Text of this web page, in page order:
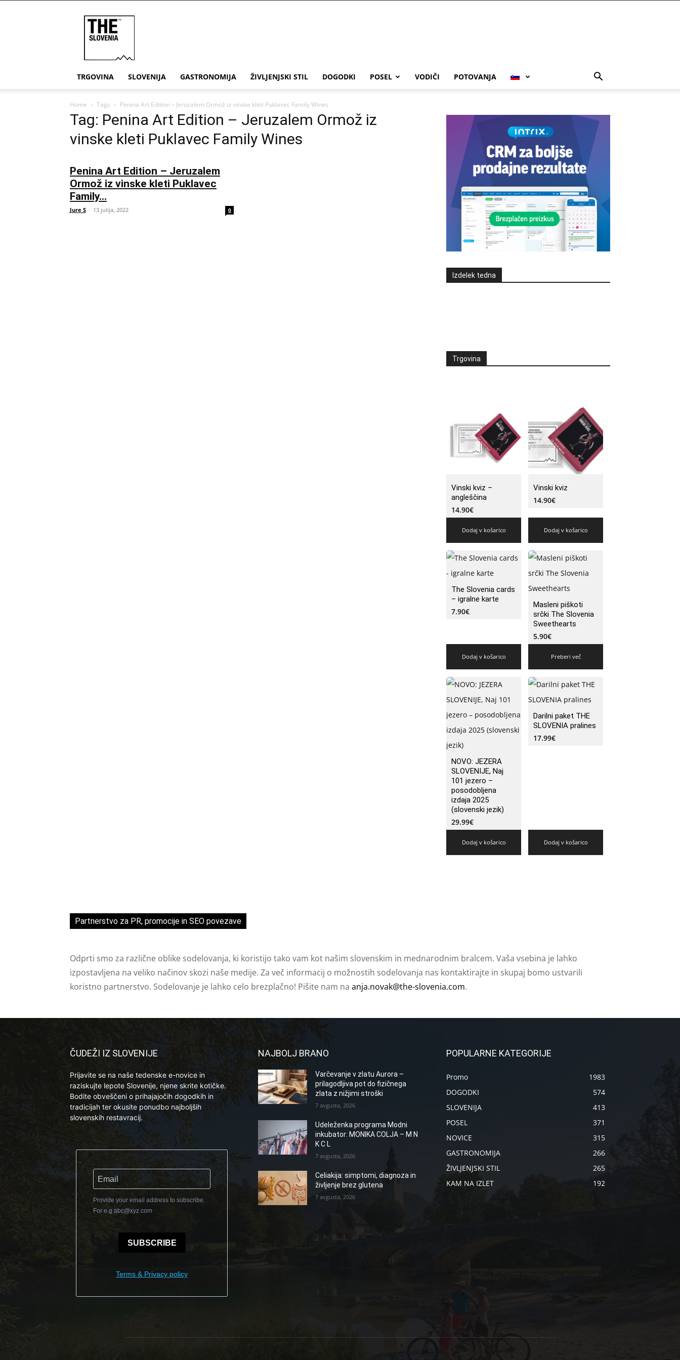
TRGOVINA SLOVENIJA GASTRONOMIJA ŽIVLJENJSKI STIL DOGODKI POSEL VODIČI POTOVANJA
Home Tags Penina Art Edition – Jeruzalem Ormož iz vinske kleti Puklavec Family Wines
Tag: Penina Art Edition – Jeruzalem Ormož iz
vinske kleti Puklavec Family Wines
Penina Art Edition – Jeruzalem
Ormož iz vinske kleti Puklavec
Family...
Jure S - 13 julija, 2022 0
Izdelek tedna
Trgovina
Vinski kviz –
angleščina
14.90€
Dodaj v košarico
Vinski kviz
14.90€
Dodaj v košarico
The Slovenia cards
– igralne karte
7.90€
Dodaj v košarico
Masleni piškoti
srčki The Slovenia
Sweethearts
5.90€
Preberi več
NOVO: JEZERA
SLOVENIJE, Naj
101 jezero –
posodobljena
izdaja 2025
(slovenski jezik)
29.99€
Dodaj v košarico
Darilni paket THE
SLOVENIA pralines
17.99€
Dodaj v košarico
Partnerstvo za PR, promocije in SEO povezave
Odprti smo za različne oblike sodelovanja, ki koristijo tako vam kot našim slovenskim in mednarodnim bralcem. Vaša vsebina je lahko
izpostavljena na veliko načinov skozi naše medije. Za več informacij o možnostih sodelovanja nas kontaktirajte in skupaj bomo ustvarili
koristno partnerstvo. Sodelovanje je lahko celo brezplačno! Pišite nam na anja.novak@the-slovenia.com.
ČUDEŽI IZ SLOVENIJE
Prijavite se na naše tedenske e-novice in
raziskujte lepote Slovenije, njene skrite kotičke.
Bodite obveščeni o prihajajočih dogodkih in
tradicijah ter okusite ponudbo najboljših
slovenskih restavracij.
Provide your email address to subscribe.
For e.g abc@xyz.com
SUBSCRIBE
Terms & Privacy policy
NAJBOLJ BRANO
Varčevanje v zlatu Aurora –
prilagodljiva pot do fizičnega
zlata z nižjimi stroški
7 avgusta, 2026
Udeleženka programa Modni
inkubator: MONIKA COLJA – M N
K C L
7 avgusta, 2026
Celiakija: simptomi, diagnoza in
življenje brez glutena
7 avgusta, 2026
POPULARNE KATEGORIJE
Promo
1983
DOGODKI
574
SLOVENIJA
413
POSEL
371
NOVICE
315
GASTRONOMIJA
266
ŽIVLJENJSKI STIL
265
KAM NA IZLET
192